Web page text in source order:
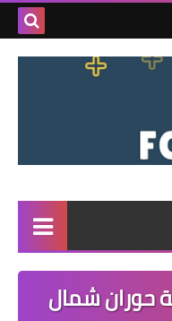
بحث
شمال